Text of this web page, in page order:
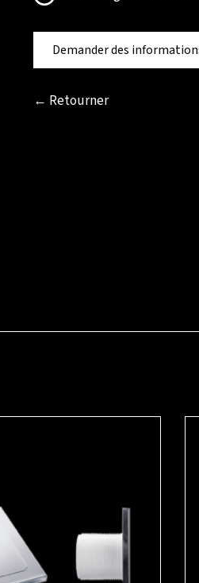
Demander des
← Retourner